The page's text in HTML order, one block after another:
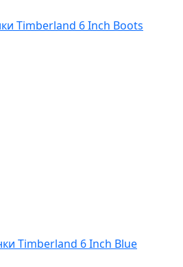
Timberland 6 Inch Boots
Timberland 6 Inch Blue